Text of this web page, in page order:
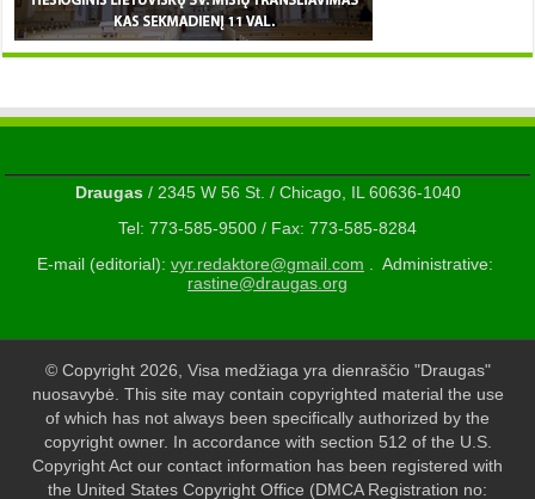
Draugas/ 2345 W 56 St. / Chicago, IL 60636-1040
Tel: 773-585-9500 / Fax: 773-585-8284
E-mail (editorial): vyr.redaktore@gmail.com . Administrative:
rastine@draugas.org
© Copyright 2026, Visa medžiaga yra dienraščio "Draugas"
nuosavybė. This site may contain copyrighted material the use
of which has not always been specifically authorized by the
copyright owner. In accordance with section 512 of the U.S.
Copyright Act our contact information has been registered with
the United States Copyright Office (DMCA Registration no: